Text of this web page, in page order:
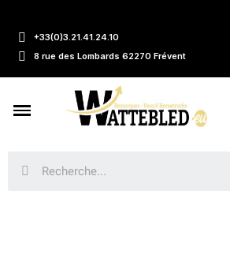
+33(0)3.21.41.24.10
8 rue des Lombards 62270 Frévent